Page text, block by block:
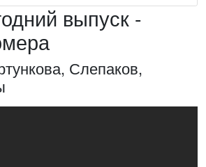
выпуск -
Слепаков,